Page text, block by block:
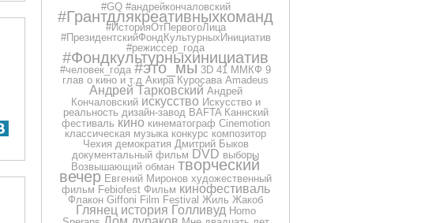
#GQ #андрейкончаловский
#Грантдлякреативныхкоманд
#ИсторияОтПервогоЛица
#ПрезидентскийФондКультурныхИнициатив
#режиссер_года
#Фондкультурныхинициатив
#человек_года #это_мы 3D 41 ММКФ 9
глав о кино и т.д Акира Куросава Amadeus
Андрей Тарковский Андрей
Кончаловский искусство Искусство и
реальность дизайн-завод BAFTA Каннский
фестиваль кино кинематограф Cinemotion
классическая музыка конкурс композитор
Чехия демократия Дмитрий Быков
документальный фильм DVD выборы
Возвышающий обман творческий
вечер Евгений Миронов художественный
фильм Febiofest Фильм кинофестиваль
Флакон Giffoni Film Festival Жиль Жакоб
Глянец история Голливуд Homo